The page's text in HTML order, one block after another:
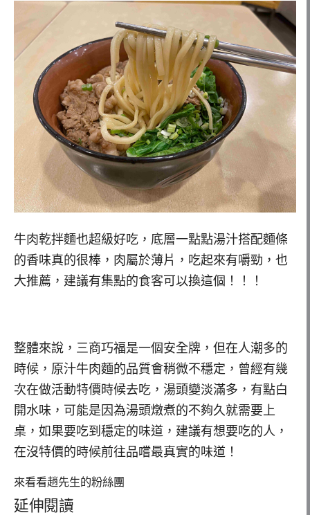
牛肉乾拌麵也超級好吃，底層一點點湯汁搭配麵條
的香味真的很棒，肉屬於薄片，吃起來有嚼勁，也
大推薦，建議有集點的食客可以換這個！！！
整體來說，三商巧福是一個安全牌，但在人潮多的
時候，原汁牛肉麵的品質會稍微不穩定，曾經有幾
次在做活動特價時候去吃，湯頭變淡滿多，有點白
開水味，可能是因為湯頭燉煮的不夠久就需要上
桌，如果要吃到穩定的味道，建議有想要吃的人，
在沒特價的時候前往品嚐最真實的味道！
來看看趙先生的粉絲團
延伸閱讀